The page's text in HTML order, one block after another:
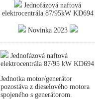
Jednofázová naftová
elektrocentrála 87/95kW KD694
Novinka 2023
Jednofázová naftová
elektrocentrála 87/95 kW KD694
Jednotka motor/generátor
pozostáva z dieselového motora
spojeného s generátorom.